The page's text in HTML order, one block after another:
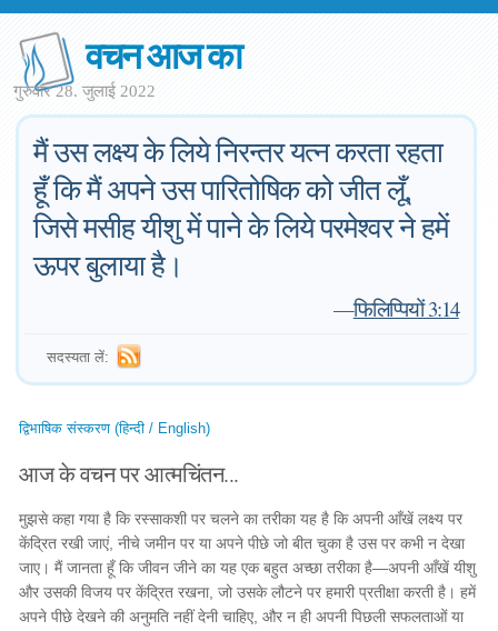
वचन आज का
गुरुवार 28. जुलाई 2022
मैं उस लक्ष्य के लिये निरन्तर यत्न करता रहता
हूँ कि मैं अपने उस पारितोषिक को जीत लूँ,
जिसे मसीह यीशु में पाने के लिये परमेश्वर ने हमें
ऊपर बुलाया है।
—फिलिप्पियों 3:14
सदस्यता लें:
द्विभाषिक संस्करण (हिन्दी / English)
आज के वचन पर आत्मचिंतन...
मुझसे कहा गया है कि रस्साकशी पर चलने का तरीका यह है कि अपनी आँखें लक्ष्य पर
केंद्रित रखी जाएं, नीचे जमीन पर या अपने पीछे जो बीत चुका है उस पर कभी न देखा
जाए। मैं जानता हूँ कि जीवन जीने का यह एक बहुत अच्छा तरीका है—अपनी आँखें यीशु
और उसकी विजय पर केंद्रित रखना, जो उसके लौटने पर हमारी प्रतीक्षा करती है। हमें
अपने पीछे देखने की अनुमति नहीं देनी चाहिए, और न ही अपनी पिछली सफलताओं या